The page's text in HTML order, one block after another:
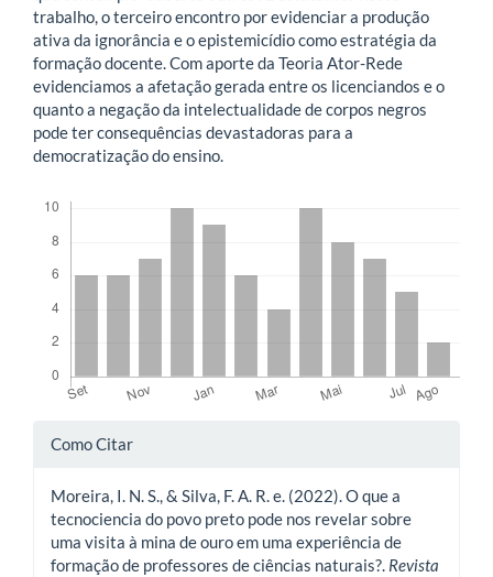
trabalho, o terceiro encontro por evidenciar a produção
ativa da ignorância e o epistemicídio como estratégia da
formação docente. Com aporte da Teoria Ator-Rede
evidenciamos a afetação gerada entre os licenciandos e o
quanto a negação da intelectualidade de corpos negros
pode ter consequências devastadoras para a
democratização do ensino.
Detalhes
artigo
Como Citar
Moreira, I. N. S., & Silva, F. A. R. e. (2022). O que a
tecnociencia do povo preto pode nos revelar sobre
uma visita à mina de ouro em uma experiência de
formação de professores de ciências naturais?. Revista